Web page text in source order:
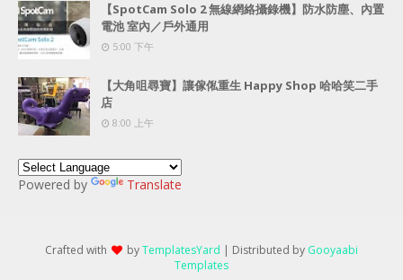
【SpotCam Solo 2 無線網絡攝錄機】防水防塵、內置
電池 室內／戶外通用
5:00 下午
【大角咀尋寶】讓傢俬重生 Happy Shop 哈哈笑二手
店
8:00 上午
Powered by Translate
Crafted with byTemplatesYard | Distributed by Gooyaabi
Templates